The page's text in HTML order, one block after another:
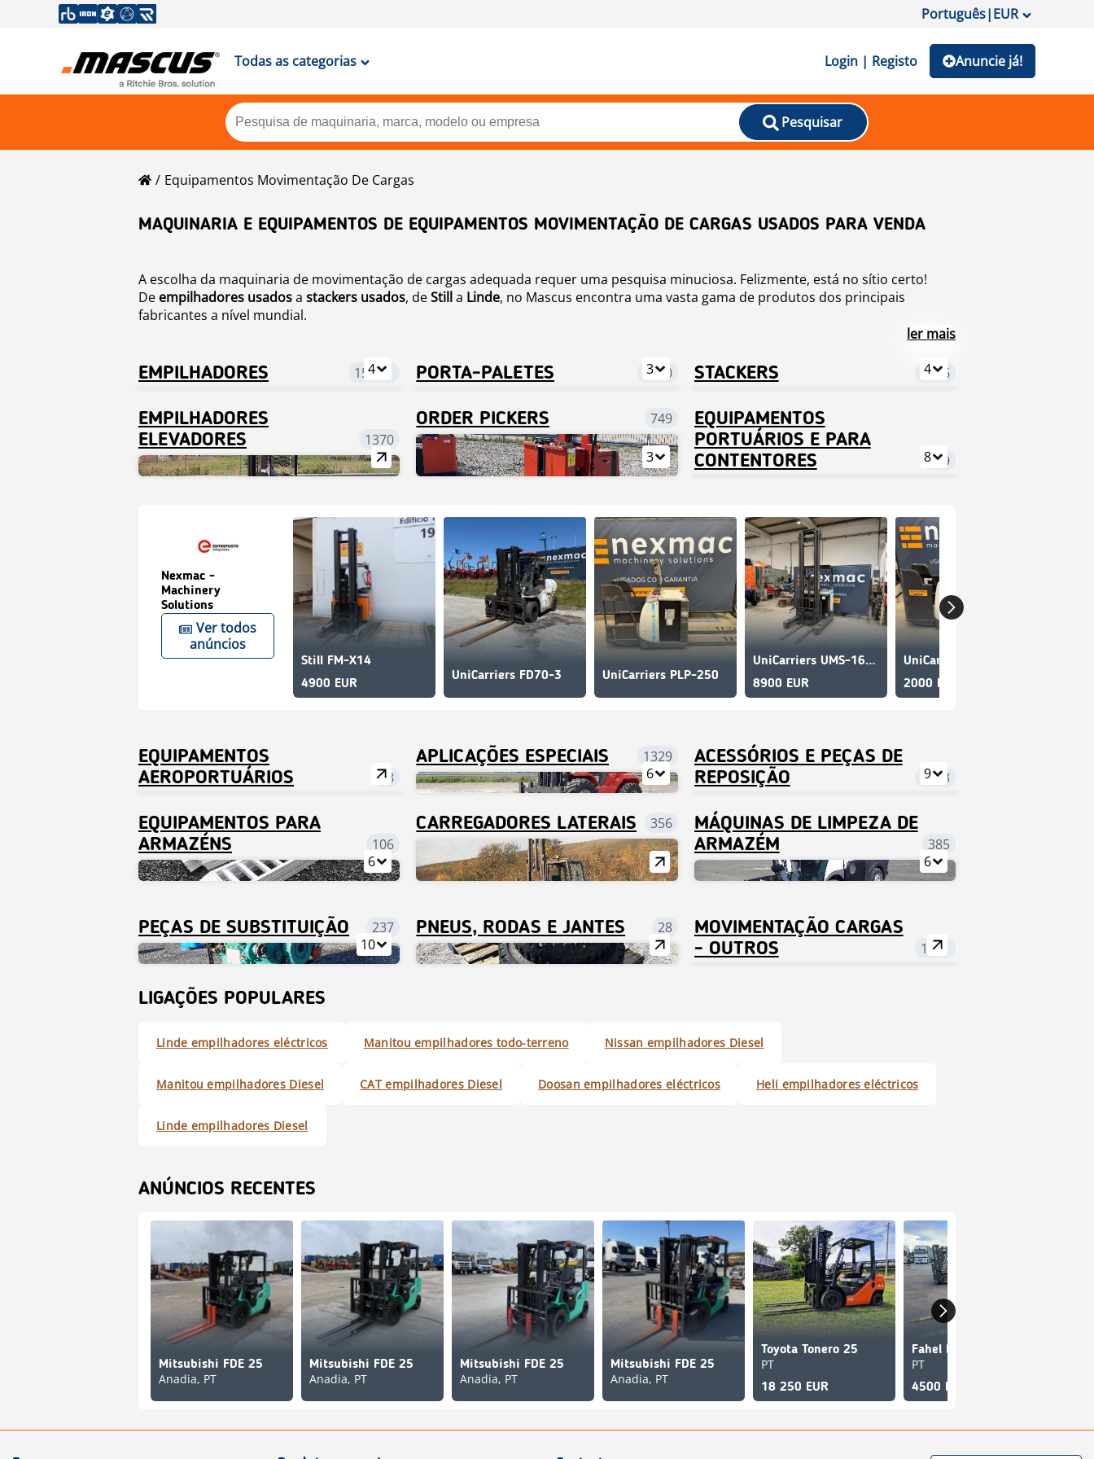
Português|EUR
Todas as categorias Login | Registo Anuncie já!
Pesquisar
Equipamentos Movimentação De Cargas
MAQUINARIA E EQUIPAMENTOS DE EQUIPAMENTOS MOVIMENTAÇÃO DE CARGAS USADOS PARA VENDA
A escolha da maquinaria de movimentação de cargas adequada requer uma pesquisa minuciosa. Felizmente, está no sítio certo!
De empilhadores usadosa stackers usados, deStilla Linde, no Mascus encontra uma vasta gama de produtos dos principais
fabricantes a nível mundial.
Navegue pela seleção completa das nossas categorias de maquinaria de movimentação de cargas usada e aceda a ofertas deler mais
EMPILHADORES 15 101
4 PORTA-PALETES 2060
3 STACKERS 3086
4
EMPILHADORES
ELEVADORES
1370
Nexmac -
Machinery
Solutions
Ver todos
anúncios
Still FM-X14
4900 EUR
UniCarriers FD70-3 UniCarriers PLP-250
UniCarriers UMS-160DTFV
8900 EUR
2000 EUR
ORDER PICKERS 749
3
EQUIPAMENTOS
PORTUÁRIOS E PARA
CONTENTORES
939
8
EQUIPAMENTOS
AEROPORTUÁRIOS
48
APLICAÇÕES ESPECIAIS
1329
6
ACESSÓRIOS E PEÇAS DE
REPOSIÇÃO
1233
9
EQUIPAMENTOS PARA
ARMAZÉNS
106
6
CARREGADORES LATERAIS 356
MÁQUINAS DE LIMPEZA DE
ARMAZÉM
385
6
PEÇAS DE SUBSTITUIÇÃO
237
10
PNEUS, RODAS E JANTES 28
MOVIMENTAÇÃO CARGAS
- OUTROS
1121
LIGAÇÕES POPULARES
Linde empilhadores eléctricos Manitou empilhadores todo-terreno Nissan empilhadores Diesel
Manitou empilhadores Diesel CAT empilhadores Diesel Doosan empilhadores eléctricos Heli empilhadores eléctricos
Linde empilhadores Diesel
ANÚNCIOS RECENTES
Mitsubishi FDE 25
Anadia, PT
Mitsubishi FDE 25
Anadia, PT
Mitsubishi FDE 25
Anadia, PT
Mitsubishi FDE 25
Anadia, PT
Toyota Tonero 25
PT
18 250 EUR
Fahel FCE20
PT
4500 EUR